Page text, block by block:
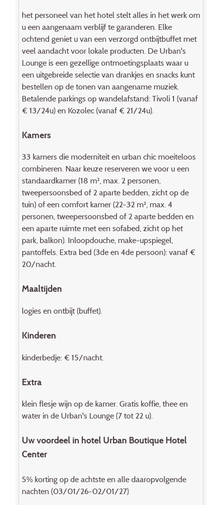
het personeel van het hotel stelt alles in het werk om
u een aangenaam verblijf te garanderen. Elke
ochtend geniet u van een verzorgd ontbijtbuffet met
veel aandacht voor lokale producten. De Urban's
Lounge is een gezellige ontmoetingsplaats waar u
een uitgebreide selectie van drankjes en snacks kunt
bestellen op de tonen van aangename muziek.
Betalende parkings op wandelafstand: Tivoli 1 (vanaf
€ 13/24u) en Kozolec (vanaf € 21/24u).
Kamers
33 kamers die moderniteit en urban chic moeiteloos
combineren. Naar keuze reserveren we voor u een
standaardkamer (18 m², max. 2 personen,
tweepersoonsbed of 2 aparte bedden, zicht op de
tuin) of een comfort kamer (22-32 m², max. 4
personen, tweepersoonsbed of 2 aparte bedden en
een aparte ruimte met een sofabed, zicht op het
park, balkon). Inloopdouche, make-upspiegel,
pantoffels. Extra bed (3de en 4de persoon): vanaf €
20/nacht.
Maaltijden
logies en ontbijt (buffet).
Kinderen
kinderbedje: € 15/nacht.
Extra
klein flesje wijn op de kamer. Gratis koffie, thee en
water in de Urban's Lounge (7 tot 22 u).
Uw voordeel in hotel Urban Boutique Hotel
Center
5% korting op de achtste en alle daaropvolgende
nachten (03/01/26-02/01/27)